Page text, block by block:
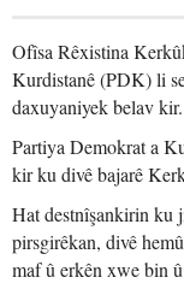
Ofîsa Rêxistina
Kurdistanê (PDK) li
daxuyaniyek belav kir.
Partiya Demokrat a
kir ku divê bajarê
Hat destnîşankirin ku
pirsgirêkan, divê
maf û erkên xwe bin